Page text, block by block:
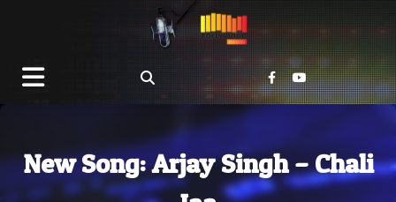
New Song: Arjay Singh – Chali